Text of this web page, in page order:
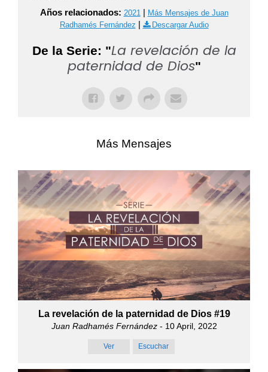
Años relacionados: 2021 | Más Mensajes de Juan
Radhamés Fernández | Descargar Audio
De la Serie: "La revelación de la
paternidad de Dios"
Más Mensajes
La revelación de la paternidad de Dios #19
Juan Radhamés Fernández- 10 April, 2022
Ver Escuchar